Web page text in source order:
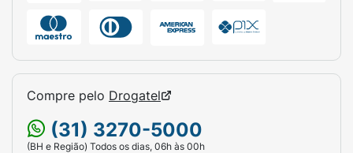
Compre pelo Drogatel
(31) 3270-5000
(BH e Região) Todos os dias, 06h às 00h